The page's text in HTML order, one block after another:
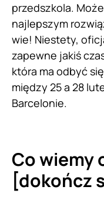
przedszkola.
najlepszym
wie! Niestety,
zapewne jakiś
która ma odbyć
między 25 a 28
Barcelonie.
Co wiemy
[dokończ